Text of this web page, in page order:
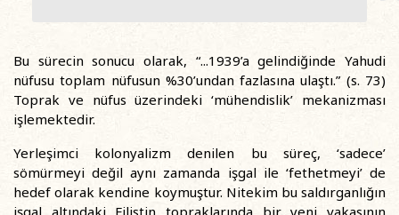
Bu sürecin sonucu olarak, “...1939’a gelindiğinde Yahudi
nüfusu toplam nüfusun %30’undan fazlasına ulaştı.” (s. 73)
Toprak ve nüfus üzerindeki ‘mühendislik’ mekanizması
işlemektedir.
Yerleşimci kolonyalizm denilen bu süreç, ‘sadece’
sömürmeyi değil aynı zamanda işgal ile ‘fethetmeyi’ de
hedef olarak kendine koymuştur. Nitekim bu saldırganlığın
işgal altındaki Filistin topraklarında bir yeni vakasının